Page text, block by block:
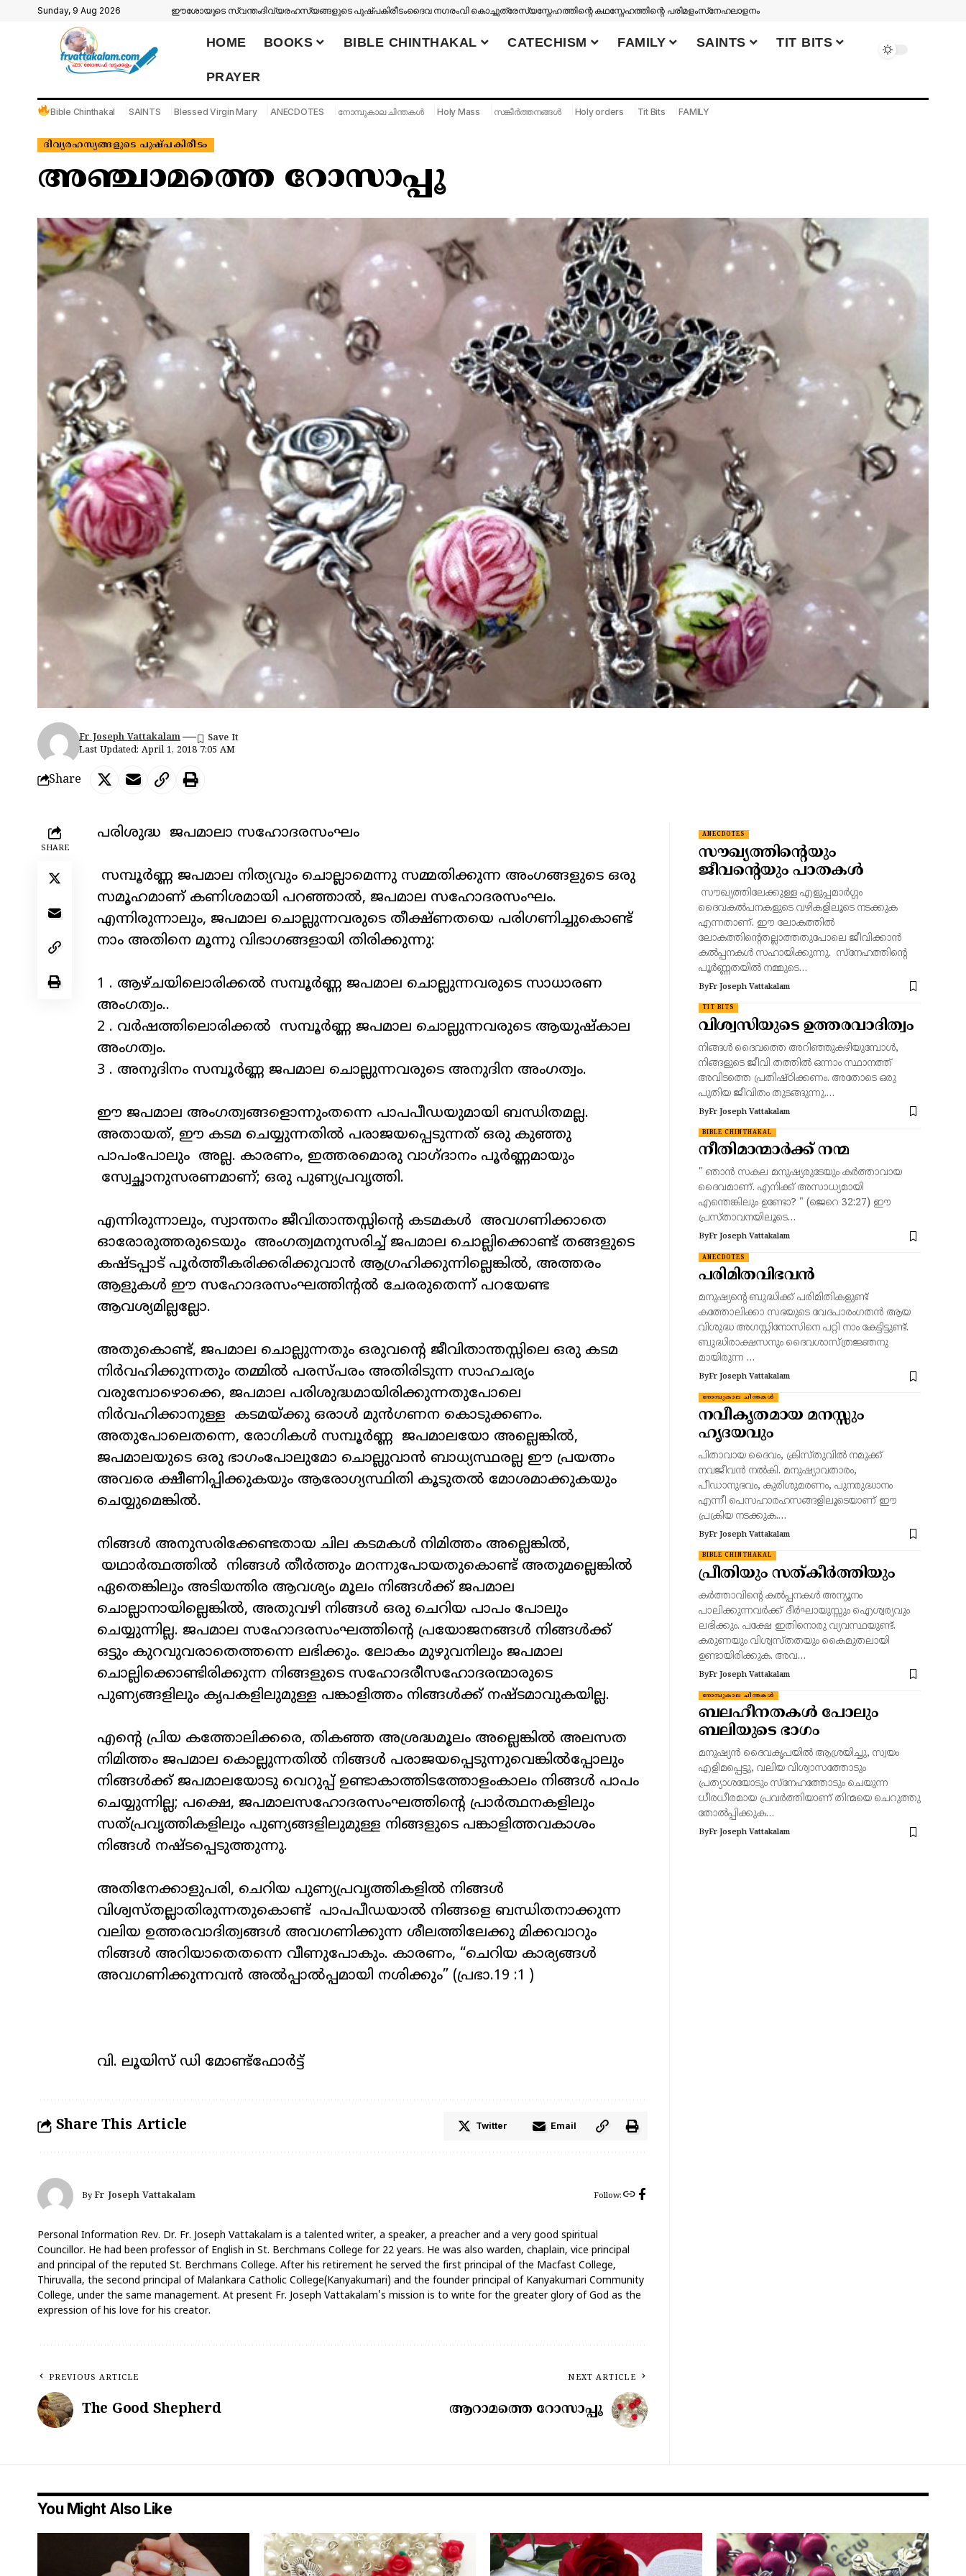
Sunday, 9 Aug 2026 ഈശോയുടെ സ്വന്തംദിവ്യരഹസ്യങ്ങളുടെ പുഷ്പകിരീടംദൈവ നഗരംവി കൊച്ചുത്രേസ്യസ്നേഹത്തിന്റെ കഥസ്നേഹത്തിന്റെ പരിമളംസ്‌നേഹലാളനം
HOME BOOKS BIBLE CHINTHAKAL CATECHISM FAMILY SAINTS TIT BITS
PRAYER
Bible Chinthakal SAINTS Blessed Virgin Mary ANECDOTES നോമ്പുകാല ചിന്തകൾ Holy Mass സങ്കീർത്തനങ്ങൾ Holy orders Tit Bits FAMILY
ദിവ്യരഹസ്യങ്ങളുടെ പുഷ്പകിരീടം
അഞ്ചാമത്തെ റോസാപ്പൂ
Last Updated: April 1, 2018 7:05 AM
Fr Joseph Vattakalam
Share
SHARE
പരിശുദ്ധ ജപമാലാ സഹോദരസംഘം
സമ്പൂർണ്ണ ജപമാല നിത്യവും ചൊല്ലാമെന്നു സമ്മതിക്കുന്ന അംഗങ്ങളുടെ ഒരു
സമൂഹമാണ് കണിശമായി പറഞ്ഞാൽ, ജപമാല സഹോദരസംഘം.
എന്നിരുന്നാലും, ജപമാല ചൊല്ലുന്നവരുടെ തീക്ഷ്ണതയെ പരിഗണിച്ചുകൊണ്ട്
നാം അതിനെ മൂന്നു വിഭാഗങ്ങളായി തിരിക്കുന്നു:
1 . ആഴ്ചയിലൊരിക്കൽ സമ്പൂർണ്ണ ജപമാല ചൊല്ലുന്നവരുടെ സാധാരണ
അംഗത്വം..
2 . വർഷത്തിലൊരിക്കൽ സമ്പൂർണ്ണ ജപമാല ചൊല്ലുന്നവരുടെ ആയുഷ്കാല
അംഗത്വം.
3 . അനുദിനം സമ്പൂർണ്ണ ജപമാല ചൊല്ലുന്നവരുടെ അനുദിന അംഗത്വം.
ഈ ജപമാല അംഗത്വങ്ങളൊന്നുംതന്നെ പാപപീഡയുമായി ബന്ധിതമല്ല.
അതായത്, ഈ കടമ ചെയ്യുന്നതിൽ പരാജയപ്പെടുന്നത് ഒരു കുഞ്ഞു
പാപംപോലും അല്ല. കാരണം, ഇത്തരമൊരു വാഗ്ദാനം പൂർണ്ണമായും
സ്വേച്ഛാനുസരണമാണ്; ഒരു പുണ്യപ്രവൃത്തി.
എന്നിരുന്നാലും, സ്വാന്തനം ജീവിതാന്തസ്സിന്റെ കടമകൾ അവഗണിക്കാതെ
ഓരോരുത്തരുടെയും അംഗത്വമനുസരിച്ച് ജപമാല ചൊല്ലിക്കൊണ്ട് തങ്ങളുടെ
കഷ്ടപ്പാട് പൂർത്തീകരിക്കരിക്കുവാൻ ആഗ്രഹിക്കുന്നില്ലെങ്കിൽ, അത്തരം
ആളുകൾ ഈ സഹോദരസംഘത്തിന്റൽ ചേരരുതെന്ന് പറയേണ്ട
ആവശ്യമില്ലല്ലോ.
അതുകൊണ്ട്, ജപമാല ചൊല്ലുന്നതും ഒരുവന്റെ ജീവിതാന്തസ്സിലെ ഒരു കടമ
നിർവഹിക്കുന്നതും തമ്മിൽ പരസ്പരം അതിരിടുന്ന സാഹചര്യം
വരുമ്പോഴൊക്കെ, ജപമാല പരിശുദ്ധമായിരിക്കുന്നതുപോലെ
നിർവഹിക്കാനുള്ള കടമയ്ക്കു ഒരാൾ മുൻഗണന കൊടുക്കണം.
അതുപോലെതന്നെ, രോഗികൾ സമ്പൂർണ്ണ ജപമാലയോ അല്ലെങ്കിൽ,
ജപമാലയുടെ ഒരു ഭാഗംപോലുമോ ചൊല്ലുവാൻ ബാധ്യസ്ഥരല്ല ഈ പ്രയത്നം
അവരെ ക്ഷീണിപ്പിക്കുകയും ആരോഗ്യസ്ഥിതി കൂടുതൽ മോശമാക്കുകയും
ചെയ്യുമെങ്കിൽ.
നിങ്ങൾ അനുസരിക്കേണ്ടതായ ചില കടമകൾ നിമിത്തം അല്ലെങ്കിൽ,
യഥാർത്ഥത്തിൽ നിങ്ങൾ തീർത്തും മറന്നുപോയതുകൊണ്ട് അതുമല്ലെങ്കിൽ
ഏതെങ്കിലും അടിയന്തിര ആവശ്യം മൂലം നിങ്ങൾക്ക് ജപമാല
ചൊല്ലാനായില്ലെങ്കിൽ, അതുവഴി നിങ്ങൾ ഒരു ചെറിയ പാപം പോലും
ചെയ്യുന്നില്ല. ജപമാല സഹോദരസംഘത്തിന്റെ പ്രയോജനങ്ങൾ നിങ്ങൾക്ക്
ഒട്ടും കുറവുവരാതെത്തന്നെ ലഭിക്കും. ലോകം മുഴുവനിലും ജപമാല
ചൊല്ലിക്കൊണ്ടിരിക്കുന്ന നിങ്ങളുടെ സഹോദരീസഹോദരന്മാരുടെ
പുണ്യങ്ങളിലും കൃപകളിലുമുള്ള പങ്കാളിത്തം നിങ്ങൾക്ക് നഷ്ടമാവുകയില്ല.
എന്റെ പ്രിയ കത്തോലിക്കരെ, തികഞ്ഞ അശ്രദ്ധമൂലം അല്ലെങ്കിൽ അലസത
നിമിത്തം ജപമാല കൊല്ലുന്നതിൽ നിങ്ങൾ പരാജയപ്പെടുന്നുവെങ്കിൽപ്പോലും
നിങ്ങൾക്ക് ജപമാലയോടു വെറുപ്പ് ഉണ്ടാകാത്തിടത്തോളംകാലം നിങ്ങൾ പാപം
ചെയ്യുന്നില്ല; പക്ഷെ, ജപമാലസഹോദരസംഘത്തിന്റെ പ്രാർത്ഥനകളിലും
സത്പ്രവൃത്തികളിലും പുണ്യങ്ങളിലുമുള്ള നിങ്ങളുടെ പങ്കാളിത്തവകാശം
നിങ്ങൾ നഷ്ടപ്പെടുത്തുന്നു.
അതിനേക്കാളുപരി, ചെറിയ പുണ്യപ്രവൃത്തികളിൽ നിങ്ങൾ
വിശ്വസ്തല്ലാതിരുന്നതുകൊണ്ട് പാപപീഡയാൽ നിങ്ങളെ ബന്ധിതനാക്കുന്ന
വലിയ ഉത്തരവാദിത്വങ്ങൾ അവഗണിക്കുന്ന ശീലത്തിലേക്കു മിക്കവാറും
നിങ്ങൾ അറിയാതെതന്നെ വീണുപോകും. കാരണം, “ചെറിയ കാര്യങ്ങൾ
അവഗണിക്കുന്നവൻ അൽപ്പാൽപ്പമായി നശിക്കും” (പ്രഭാ.19 :1 )
വി. ലൂയിസ് ഡി മോണ്ട്ഫോർട്ട്
Share This Article Twitter Email
By Fr Joseph Vattakalam Follow:
Personal Information Rev. Dr. Fr. Joseph Vattakalam is a talented writer, a speaker, a preacher and a very good spiritual
Councillor. He had been professor of English in St. Berchmans College for 22 years. He was also warden, chaplain, vice principal
and principal of the reputed St. Berchmans College. After his retirement he served the first principal of the Macfast College,
Thiruvalla, the second principal of Malankara Catholic College(Kanyakumari) and the founder principal of Kanyakumari Community
College, under the same management. At present Fr. Joseph Vattakalam's mission is to write for the greater glory of God as the
expression of his love for his creator.
PREVIOUS ARTICLE
The Good Shepherd
NEXT ARTICLE
ആറാമത്തെ റോസാപ്പൂ
ANECDOTES
സൗഖ്യത്തിന്റെയും
ജീവന്റെയും പാതകൾ
സൗഖ്യത്തിലേക്കുള്ള എളുപ്പമാർഗ്ഗം
ദൈവകൽപനകളുടെ വഴികളിലൂടെ നടക്കുക
എന്നതാണ്. ഈ ലോകത്തിൽ
ലോകത്തിന്റെതല്ലാത്തതുപോലെ ജീവിക്കാൻ
കൽപ്പനകൾ സഹായിക്കുന്നു. സ്നേഹത്തിന്റെ
പൂർണ്ണതയിൽ നമ്മുടെ…
ByFr Joseph Vattakalam
TIT BITS
വിശ്വസിയുടെ ഉത്തരവാദിത്വം
നിങ്ങൾ ദൈവത്തെ അറിഞ്ഞുകഴിയുമ്പോൾ,
നിങ്ങളുടെ ജീവി തത്തിൽ ഒന്നാം സ്ഥാനത്ത്
അവിടത്തെ പ്രതിഷ്ഠിക്കണം. അതോടെ ഒരു
പുതിയ ജീവിതം തുടങ്ങുന്നു.…
ByFr Joseph Vattakalam
BIBLE CHINTHAKAL
നീതിമാന്മാർക്ക് നന്മ
" ഞാൻ സകല മനുഷ്യരുടേയും കർത്താവായ
ദൈവമാണ്. എനിക്ക് അസാധ്യമായി
എന്തെങ്കിലും ഉണ്ടോ? " (ജെറെ 32:27) ഈ
പ്രസ്താവനയിലൂടെ…
ByFr Joseph Vattakalam
ANECDOTES
പരിമിതവിഭവൻ
മനുഷ്യന്റെ ബുദ്ധിക്ക് പരിമിതികളുണ്ട്
കത്തോലിക്കാ സഭയുടെ വേദപാരംഗതൻ ആയ
വിശുദ്ധ അഗസ്റ്റിനോസിനെ പറ്റി നാം കേട്ടിട്ടുണ്ട്.
ബുദ്ധിരാക്ഷസനും ദൈവശാസ്ത്രജ്ഞനു
മായിരുന്ന …
ByFr Joseph Vattakalam
നോമ്പുകാല ചിന്തകൾ
നവീകൃതമായ മനസ്സും
ഹൃദയവും
പിതാവായ ദൈവം, ക്രിസ്തുവിൽ നമുക്ക്
നവജീവൻ നൽകി. മനുഷ്യാവതാരം,
പീഡാനുഭവം, കുരിശുമരണം, പുനരുദ്ധാനം
എന്നീ പെസഹാരഹസങ്ങളിലൂടെയാണ് ഈ
പ്രക്രിയ നടക്കുക.…
ByFr Joseph Vattakalam
BIBLE CHINTHAKAL
പ്രീതിയും സത്കീർത്തിയും
കർത്താവിന്റെ കൽപ്പനകൾ അന്യൂനം
പാലിക്കുന്നവർക്ക്‌ ദീർഘായുസ്സും ഐശ്വര്യവും
ലഭിക്കും. പക്ഷേ ഇതിനൊരു വ്യവസ്ഥയുണ്ട്.
കരുണയും വിശ്വസ്തതയും കൈമുതലായി
ഉണ്ടായിരിക്കുക. അവ…
ByFr Joseph Vattakalam
നോമ്പുകാല ചിന്തകൾ
ബലഹീനതകൾ പോലും
ബലിയുടെ ഭാഗം
മനുഷ്യൻ ദൈവകൃപയിൽ ആശ്രയിച്ചു, സ്വയം
എളിമപ്പെട്ടു, വലിയ വിശ്വാസത്തോടും
പ്രത്യാശയോടും സ്നേഹത്തോടും ചെയുന്ന
ധീരധീരമായ പ്രവർത്തിയാണ് തിന്മയെ ചെറുത്തു
തോൽപ്പിക്കുക…
ByFr Joseph Vattakalam
You Might Also Like